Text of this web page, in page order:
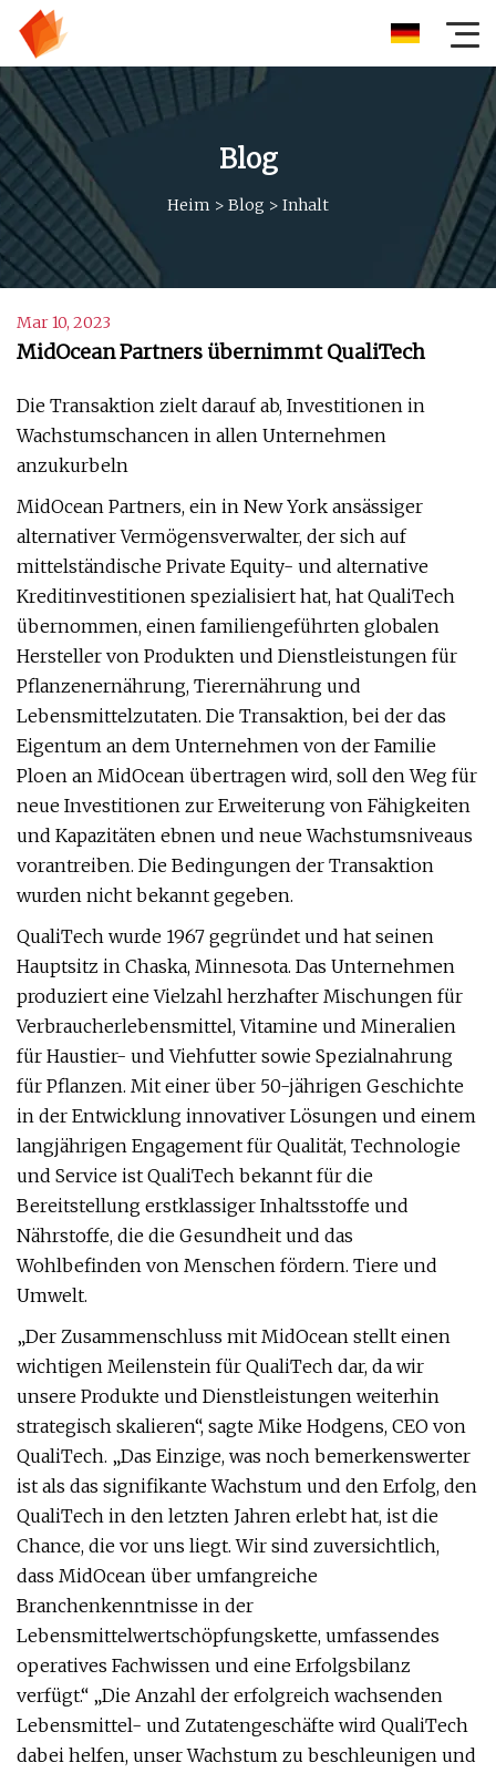
Blog
Heim > Blog > Inhalt
Mar 10, 2023
MidOcean Partners übernimmt QualiTech
Die Transaktion zielt darauf ab, Investitionen in
Wachstumschancen in allen Unternehmen
anzukurbeln
MidOcean Partners, ein in New York ansässiger
alternativer Vermögensverwalter, der sich auf
mittelständische Private Equity- und alternative
Kreditinvestitionen spezialisiert hat, hat QualiTech
übernommen, einen familiengeführten globalen
Hersteller von Produkten und Dienstleistungen für
Pflanzenernährung, Tierernährung und
Lebensmittelzutaten. Die Transaktion, bei der das
Eigentum an dem Unternehmen von der Familie
Ploen an MidOcean übertragen wird, soll den Weg für
neue Investitionen zur Erweiterung von Fähigkeiten
und Kapazitäten ebnen und neue Wachstumsniveaus
vorantreiben. Die Bedingungen der Transaktion
wurden nicht bekannt gegeben.
QualiTech wurde 1967 gegründet und hat seinen
Hauptsitz in Chaska, Minnesota. Das Unternehmen
produziert eine Vielzahl herzhafter Mischungen für
Verbraucherlebensmittel, Vitamine und Mineralien
für Haustier- und Viehfutter sowie Spezialnahrung
für Pflanzen. Mit einer über 50-jährigen Geschichte
in der Entwicklung innovativer Lösungen und einem
langjährigen Engagement für Qualität, Technologie
und Service ist QualiTech bekannt für die
Bereitstellung erstklassiger Inhaltsstoffe und
Nährstoffe, die die Gesundheit und das
Wohlbefinden von Menschen fördern. Tiere und
Umwelt.
„Der Zusammenschluss mit MidOcean stellt einen
wichtigen Meilenstein für QualiTech dar, da wir
unsere Produkte und Dienstleistungen weiterhin
strategisch skalieren“, sagte Mike Hodgens, CEO von
QualiTech. „Das Einzige, was noch bemerkenswerter
ist als das signifikante Wachstum und den Erfolg, den
QualiTech in den letzten Jahren erlebt hat, ist die
Chance, die vor uns liegt. Wir sind zuversichtlich,
dass MidOcean über umfangreiche
Branchenkenntnisse in der
Lebensmittelwertschöpfungskette, umfassendes
operatives Fachwissen und eine Erfolgsbilanz
verfügt.“ „Die Anzahl der erfolgreich wachsenden
Lebensmittel- und Zutatengeschäfte wird QualiTech
dabei helfen, unser Wachstum zu beschleunigen und